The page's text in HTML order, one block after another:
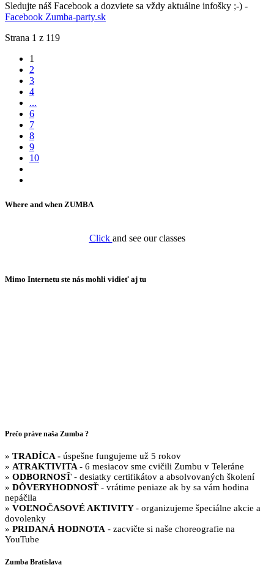
Sledujte náš Facebook a dozviete sa vždy aktuálne infošky ;-) -
Facebook Zumba-party.sk
Strana 1 z 119
1
2
3
4
...
6
7
8
9
10
Where and when ZUMBA
Click and see our classes
Mimo Internetu ste nás mohli vidieť aj tu
Prečo práve naša Zumba ?
» TRADÍCA - úspešne fungujeme už 5 rokov
» ATRAKTIVITA - 6 mesiacov sme cvičili Zumbu v Teleráne
» ODBORNOSŤ - desiatky certifikátov a absolvovaných školení
» DÔVERYHODNOSŤ - vrátime peniaze ak by sa vám hodina
nepáčila
» VOĽNOČASOVÉ AKTIVITY- organizujeme špeciálne akcie a
dovolenky
» PRIDANÁ HODNOTA - zacvičte si naše choreografie na
YouTube
Zumba Bratislava